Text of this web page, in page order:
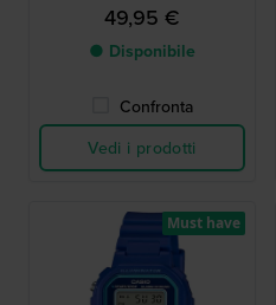
49,95 €
● Disponibile
Confronta
Vedi i prodotti
Must have